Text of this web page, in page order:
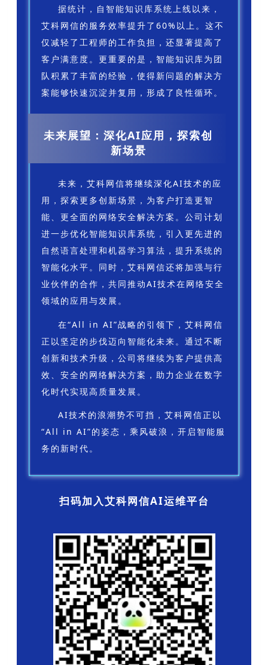
据统计，自智能知识库系统上线以来，
艾科网信的服务效率提升了60%以上。这不
仅减轻了工程师的工作负担，还显著提高了
客户满意度。更重要的是，智能知识库为团
队积累了丰富的经验，使得新问题的解决方
案能够快速沉淀并复用，形成了良性循环。
未来展望：深化AI应用，探索创
新场景
未来，艾科网信将继续深化AI技术的应
用，探索更多创新场景，为客户打造更智
能、更全面的网络安全解决方案。公司计划
进一步优化智能知识库系统，引入更先进的
自然语言处理和机器学习算法，提升系统的
智能化水平。同时，艾科网信还将加强与行
业伙伴的合作，共同推动AI技术在网络安全
领域的应用与发展。
在“All in AI”战略的引领下，艾科网信
正以坚定的步伐迈向智能化未来。通过不断
创新和技术升级，公司将继续为客户提供高
效、安全的网络解决方案，助力企业在数字
化时代实现高质量发展。
AI技术的浪潮势不可挡，艾科网信正以
“All in AI”的姿态，乘风破浪，开启智能服
务的新时代。
扫码加入艾科网信AI运维平台